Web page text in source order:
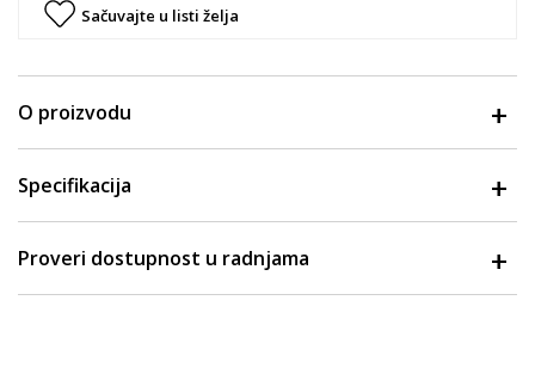
Sačuvajte u listi želja
O proizvodu
Specifikacija
Proveri dostupnost u radnjama